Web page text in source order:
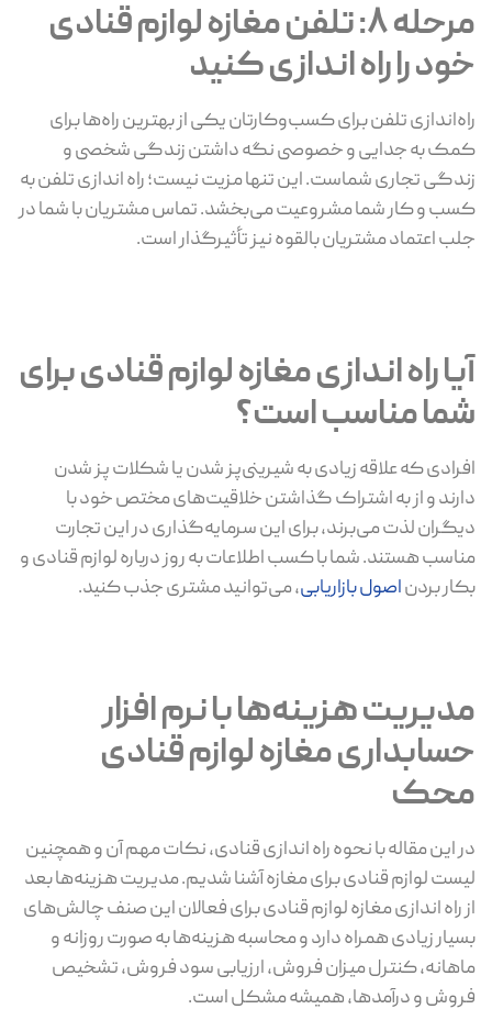
مرحله 8: تلفن مغازه لوازم قنادی
خود را راه اندازی کنید
راه‌اندازی تلفن برای کسب‌وکارتان یکی از بهترین راه‌ها برای
کمک به جدایی و خصوصی نگه داشتن زندگی شخصی و
زندگی تجاری شماست. این تنها مزیت نیست؛ راه اندازی تلفن به
کسب و کار شما مشروعیت می‌بخشد. تماس مشتریان با شما در
جلب اعتماد مشتریان بالقوه نیز تأثیرگذار است.
آیا راه اندازی مغازه لوازم قنادی برای
شما مناسب است؟
افرادی که علاقه زیادی به شیرینی‌پز شدن یا شکلات پز شدن
دارند و از به اشتراک گذاشتن خلاقیت‌های مختص خود با
دیگران لذت می‌برند، برای این سرمایه‌گذاری در این تجارت
مناسب هستند. شما با کسب اطلاعات به روز درباره لوازم قنادی و
بکار بردناصول بازاریابی، می‌توانید مشتری جذب کنید.
مدیریت هزینه‌ها با نرم افزار
حسابداری مغازه لوازم قنادی
محک
در این مقاله با نحوه راه اندازی قنادی، نکات مهم آن و همچنین
لیست لوازم قنادی برای مغازه آشنا شدیم. مدیریت هزینه‌ها بعد
از راه اندازی مغازه لوازم قنادی برای فعالان این صنف چالش‌های
بسیار زیادی همراه دارد و محاسبه هزینه‌ها به صورت روزانه و
ماهانه، کنترل میزان فروش، ارزیابی سود فروش، تشخیص
فروش و درآمدها، همیشه مشکل است.